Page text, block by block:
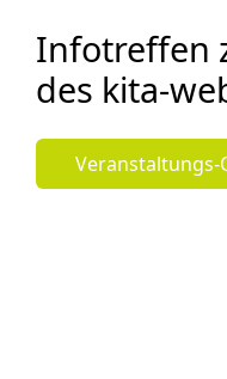
Infotreffen
des kita-
Veranstaltungs-